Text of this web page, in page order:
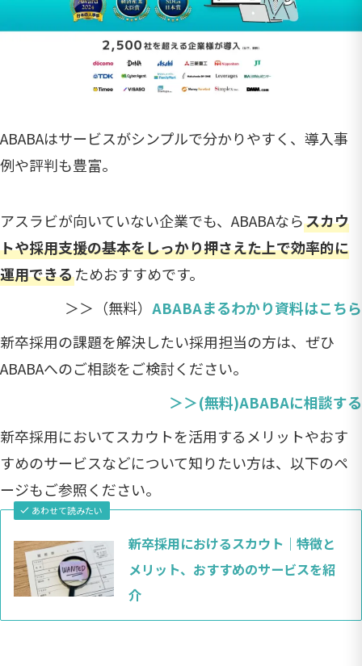
ABABAはサービスがシンプルで分かりやすく、導入事
例や評判も豊富。
アスラビが向いていない企業でも、ABABAならスカウ
トや採用支援の基本をしっかり押さえた上で効率的に
運用できるためおすすめです。
＞＞（無料） ABABAまるわかり資料はこちら
新卒採用の課題を解決したい採用担当の方は、ぜひ
ABABAへのご相談をご検討ください。
＞＞(無料)ABABAに相談する
新卒採用においてスカウトを活用するメリットやおす
すめのサービスなどについて知りたい方は、以下のペ
ージもご参照ください。
あわせて読みたい
新卒採用におけるスカウト｜特徴と
メリット、おすすめのサービスを紹
介